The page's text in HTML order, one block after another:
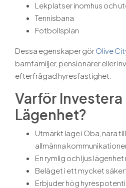
Lekplatser inomhus och
Tennisbana
Fotbollsplan
Dessa egenskaper görOlive
barnfamiljer, pensionärer eller
efterfrågad hyresfastighet.
Varför Investera
Lägenhet?
Utmärkt läge i Oba, nära
allmänna
En rymlig och ljus
Beläget i ett mycket
Erbjuder hög